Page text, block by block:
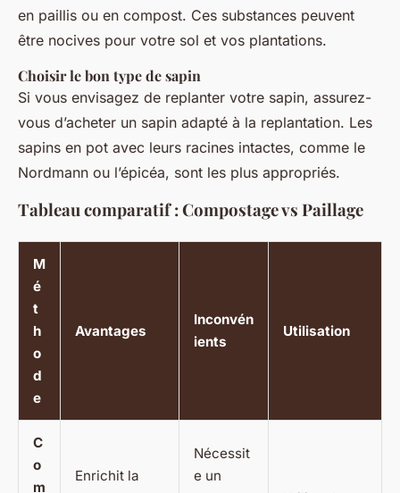
en paillis ou en compost. Ces substances peuvent
être nocives pour votre sol et vos plantations.
Choisir le bon type de sapin
Si vous envisagez de replanter votre sapin, assurez-
vous d’acheter un sapin adapté à la replantation. Les
sapins en pot avec leurs racines intactes, comme le
Nordmann ou l’épicéa, sont les plus appropriés.
Tableau comparatif : Compostage vs Paillage
M
é
t
h
o
d
e
Avantages
Inconvén
ients
Utilisation
C
o
m
Enrichit la
Nécessit
e un